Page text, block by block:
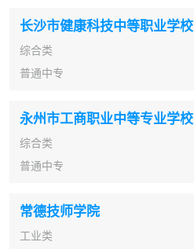
长沙市健康科技中等职业学校
综合类
普通中专
永州市工商职业中等专业学校
综合类
普通中专
常德技师学院
工业类